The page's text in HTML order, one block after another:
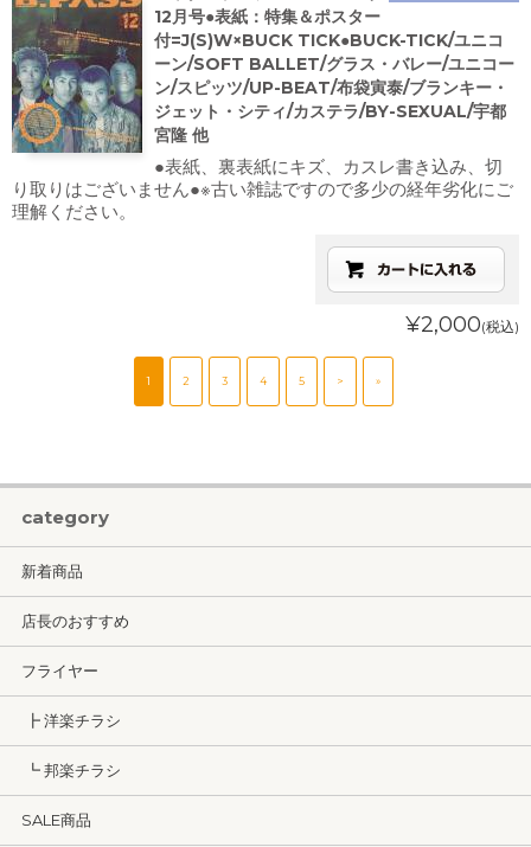
12月号●表紙：特集＆ポスター
付=J(S)W×BUCK TICK●BUCK-TICK/ユニコ
ーン/SOFT BALLET/グラス・バレー/ユニコー
ン/スピッツ/UP-BEAT/布袋寅泰/ブランキー・
ジェット・シティ/カステラ/BY-SEXUAL/宇都
宮隆 他
●表紙、裏表紙にキズ、カスレ書き込み、切
り取りはございません●※古い雑誌ですので多少の経年劣化にご
理解ください。
¥2,000(税込)
1 2 3 4 5 > »
category
新着商品
店長のおすすめ
フライヤー
┣ 洋楽チラシ
┗ 邦楽チラシ
SALE商品